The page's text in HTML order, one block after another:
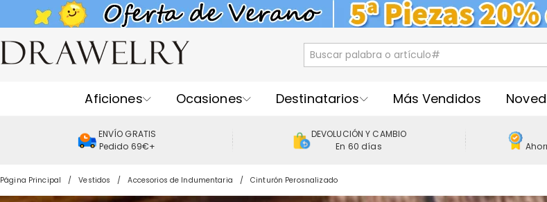
Aficiones Ocasiones Destinatarios Más Vendidos
ENVÍO GRATIS
Pedido 69€+
DEVOLUCIÓN Y CAMBIO
En 60 días
Página Principal Vestidos Accesorios de Indumentaria Cinturón Perosnalizado